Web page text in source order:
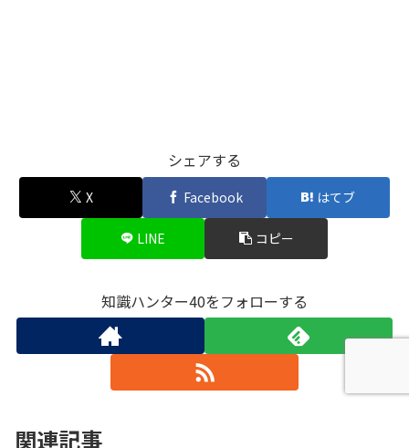
シェアする
X Facebook はてブ
LINE コピー
知識ハンター40をフォローする
関連記事